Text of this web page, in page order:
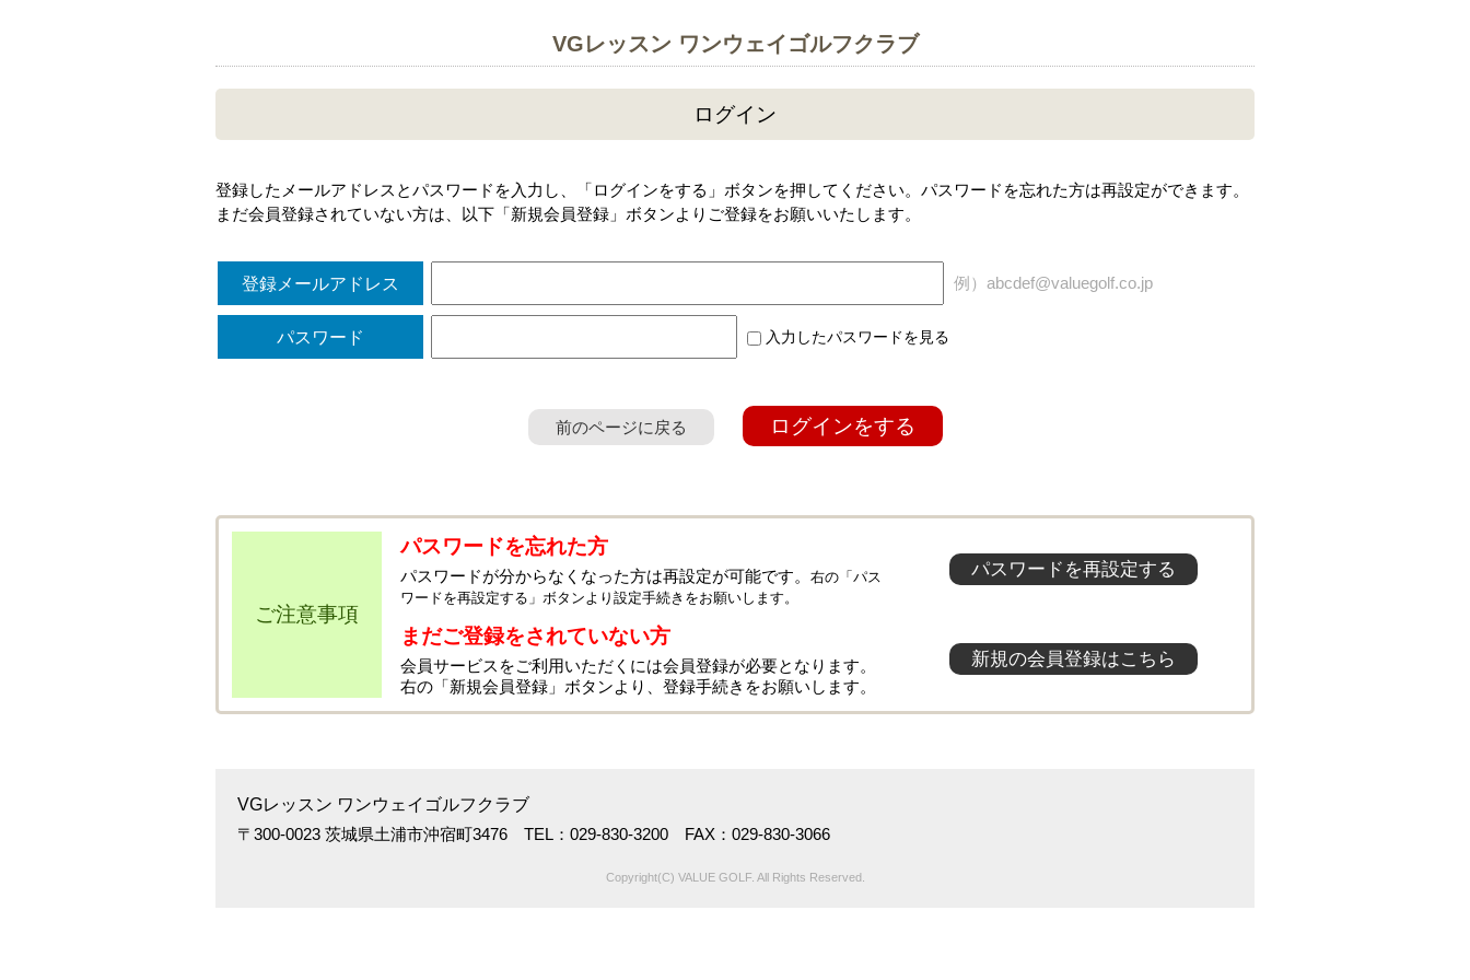
VGレッスン ワンウェイゴルフクラブ
ログイン
登録したメールアドレスとパスワードを入力し、「ログインをする」ボタンを押してください。パスワードを忘れた方は再設定ができます。
まだ会員登録されていない方は、以下「新規会員登録」ボタンよりご登録をお願いいたします。
登録メールアドレス 例）abcdef@valuegolf.co.jp
パスワード 入力したパスワードを見る
前のページに戻る ログインをする
ご注意事項
パスワードを忘れた方
パスワードが分からなくなった方は再設定が可能です。 右の「パス
ワードを再設定する」ボタンより設定手続きをお願いします。
パスワードを再設定する
まだご登録をされていない方
会員サービスをご利用いただくには会員登録が必要となります。
右の「新規会員登録」ボタンより、登録手続きをお願いします。
新規の会員登録はこちら
VGレッスン ワンウェイゴルフクラブ
〒300-0023 茨城県土浦市沖宿町3476 TEL：029-830-3200 FAX：029-830-3066
Copyright(C) VALUE GOLF. All Rights Reserved.